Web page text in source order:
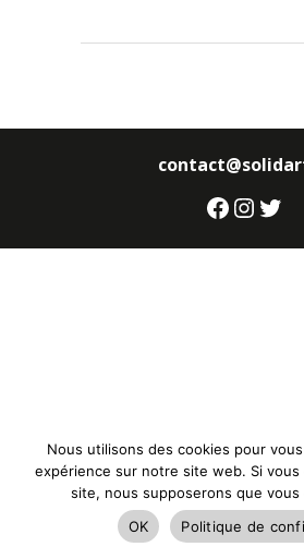
Nous utilisons des cookies pour
expérience sur notre site web. Si
site, nous supposerons que
OK
Politique de